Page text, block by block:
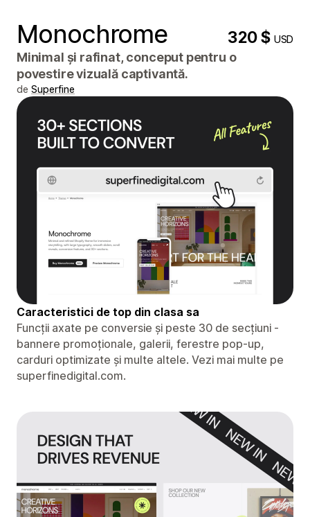
Monochrome 320 $USD
Minimal și rafinat, conceput pentru o
povestire vizuală captivantă.
de Superfine
Caracteristici de top din clasa sa
Funcții axate pe conversie și peste 30 de secțiuni -
bannere promoționale, galerii, ferestre pop-up,
carduri optimizate și multe altele. Vezi mai multe pe
superfinedigital.com.